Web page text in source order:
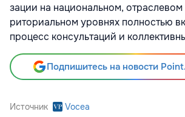
зации на национальном,
риториальном уровнях полностью
процесс консультаций и
Подпишитесь на новости
Источник Vocea